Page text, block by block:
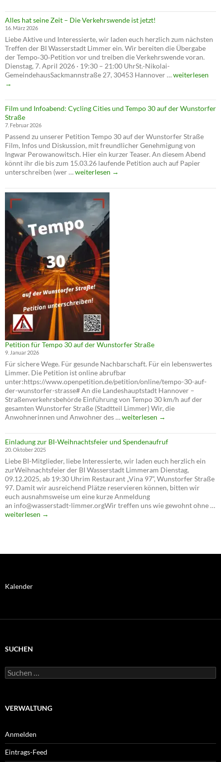
30
die
Alles hat seine Zeit – Die Verkehrswende ist jetzt!
16. März 2026
Liebe Aktive und Interessierte, wir laden euch herzlich zum nächsten
Treffen der BI Wasserstadt Limmer ein. Wir bereiten die Übergabe
der Tempo‑30‑Petition vor und treiben die Verkehrswende voran.
Dienstag, 7. April 2026 · 19:30 – 21:00 UhrSt.-Nikolai-
GemeindehausSackmannstraße 27, 30453 Hannover …Alles
Zeit
–
ist
jetzt!
weiterlesen
→
Film und Infoabend: Cycling Cities und Tempo 30 auf der Wunstorfer
Straße
7. Februar 2026
Passend zu unserer Petition Tempo 30 auf der Wunstorfer Straße
Film, Infos und Diskussion, mit freundlicher Genehmigung von
Ingwar Perowanowitsch. Hier ein kurzer Teaser. An diesem Abend
könnt ihr die bis zum 15.03.26 laufende Petition auch auf Papier
unterschreiben (wer …Film
Infoabend:
Cycling
Cities
und
Tempo
30
auf
der
Wunstorfer
Straße
weiterlesen →
Petition für Tempo 30 auf der Wunstorfer Straße
9. Januar 2026
Für sichere Wege. Für gesunde Nachbarschaft. Für ein lebenswertes
Limmer. Die Petition ist online abrufbar
unter:https://www.openpetition.de/petition/online/tempo-30-auf-
der-wunstorfer-strasse# An die Landeshauptstadt Hannover –
Straßenverkehrsbehörde Einführung von Tempo 30 km/h auf der
gesamten Wunstorfer Straße (Stadtteil Limmer) Wir, die
Anwohnerinnen und Anwohner des …Petition
Tempo
30
der
Wunstorfer
Straße
weiterlesen →
Einladung zur BI-Weihnachtsfeier und Spendenaufruf
20. Oktober 2025
Liebe BI-Mitglieder, liebe Interessierte, wir laden euch herzlich ein
zurWeihnachtsfeier der BI Wasserstadt Limmeram Dienstag,
09.12.2025, ab 19:30 Uhrim Restaurant „Vina 97“, Wunstorfer Straße
97. Damit wir ausreichend Plätze reservieren können, bitten wir
euch ausnahmsweise um eine kurze Anmeldung
an info@wasserstadt-limmer.orgWir treffen uns wie gewohnt ohne …
Einladung
weiterlesen →
Kalender
SUCHEN
Suchen
nach:
VERWALTUNG
Anmelden
Eintrags-Feed